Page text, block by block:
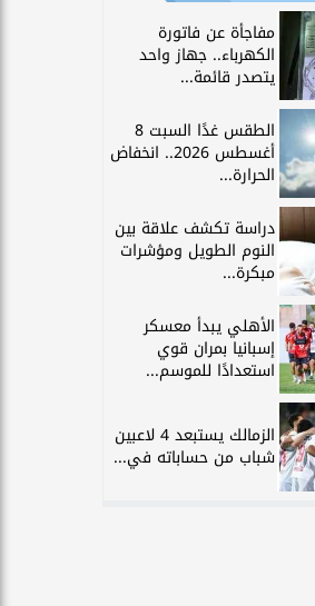
مفاجأة عن فاتورة
الكهرباء.. جهاز واحد
يتصدر قائمة...
الطقس غدًا السبت 8
أغسطس 2026.. انخفاض
الحرارة...
دراسة تكشف علاقة بين
النوم الطويل ومؤشرات
مبكرة...
الأهلي يبدأ معسكر
إسبانيا بمران قوي
استعدادًا للموسم...
الزمالك يستبعد 4 لاعبين
شباب من حساباته في...